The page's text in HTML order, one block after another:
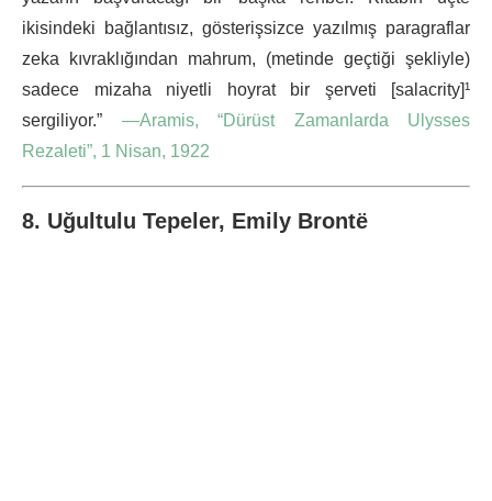
ikisindeki bağlantısız, gösterişsizce yazılmış paragraflar
zeka kıvraklığından mahrum, (metinde geçtiği şekliyle)
sadece mizaha niyetli hoyrat bir şerveti [salacrity]¹
sergiliyor.” —Aramis, “Dürüst Zamanlarda Ulysses
Rezaleti”, 1 Nisan, 1922
8. Uğultulu Tepeler, Emily Brontë